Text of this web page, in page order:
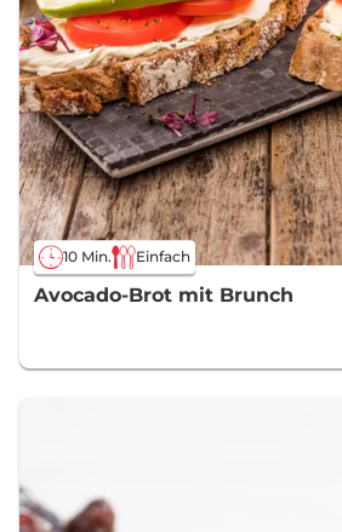
10 Min. Einfach
Avocado-Brot mit Brunch